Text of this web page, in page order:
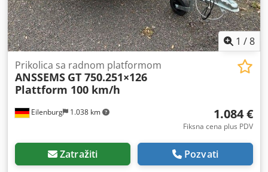
1 /8
Eilenburg 1.038 km
Prikolica sa radnom platformom
ANSSEMS GT 750.251×126
Plattform 100 km/h
1.084 €
Fiksna cena plus PDV
Zatražiti Pozvati